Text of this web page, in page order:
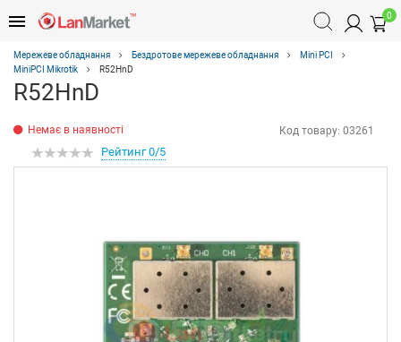
0
Мережеве обладнання Бездротове мережеве обладнання
Mini PCI
MiniPCI Mikrotik
R52HnD
R52HnD
Немає в наявності Код товару: 03261
Рейтинг 0/5